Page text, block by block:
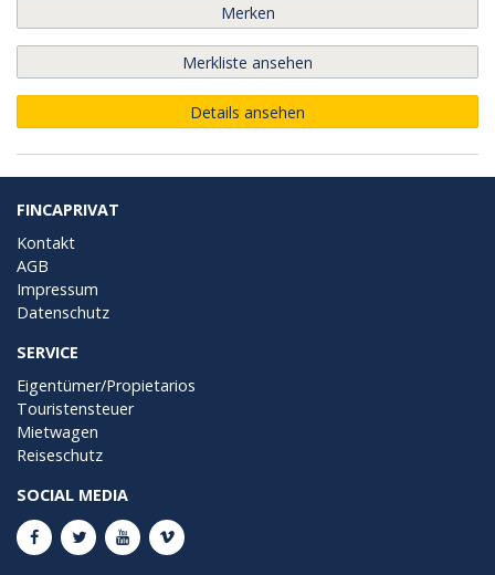
Merken
Merkliste ansehen
Details ansehen
FINCAPRIVAT
Kontakt
AGB
Impressum
Datenschutz
SERVICE
Eigentümer/Propietarios
Touristensteuer
Mietwagen
Reiseschutz
SOCIAL MEDIA